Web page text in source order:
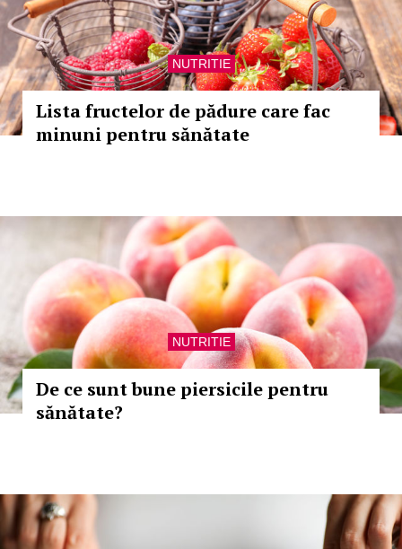
NUTRITIE
Lista fructelor de pădure care fac
minuni pentru sănătate
NUTRITIE
De ce sunt bune piersicile pentru
sănătate?